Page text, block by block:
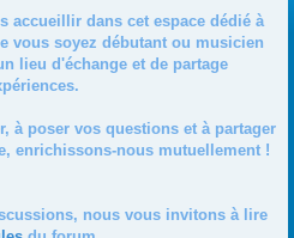
accueillir dans cet espace dédié à
vous soyez débutant ou musicien
lieu d'échange et de partage
à poser vos questions et à partager
enrichissons-nous mutuellement !
nous vous invitons à lire